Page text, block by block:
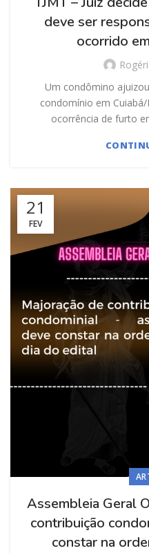
deve ser
ocorrido
Um condômino
condomínio em
ocorrência de furto
21
FEV
Assembleia Geral
contribuição
constar na